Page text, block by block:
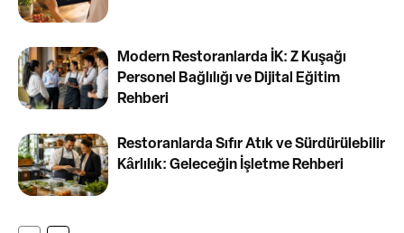
Modern Restoranlarda İK: Z Kuşağı
Personel Bağlılığı ve Dijital Eğitim
Rehberi
Restoranlarda Sıfır Atık ve Sürdürülebilir
Kârlılık: Geleceğin İşletme Rehberi